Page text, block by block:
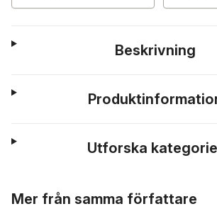
Beskrivning
Utforska
Mer från samma författare